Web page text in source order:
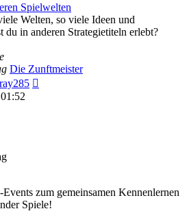
Spielwelten
Welten, so viele Ideen und
du in anderen Strategietiteln erlebt?
Die Zunftmeister
zum gemeinsamen Kennenlernen
Spiele!